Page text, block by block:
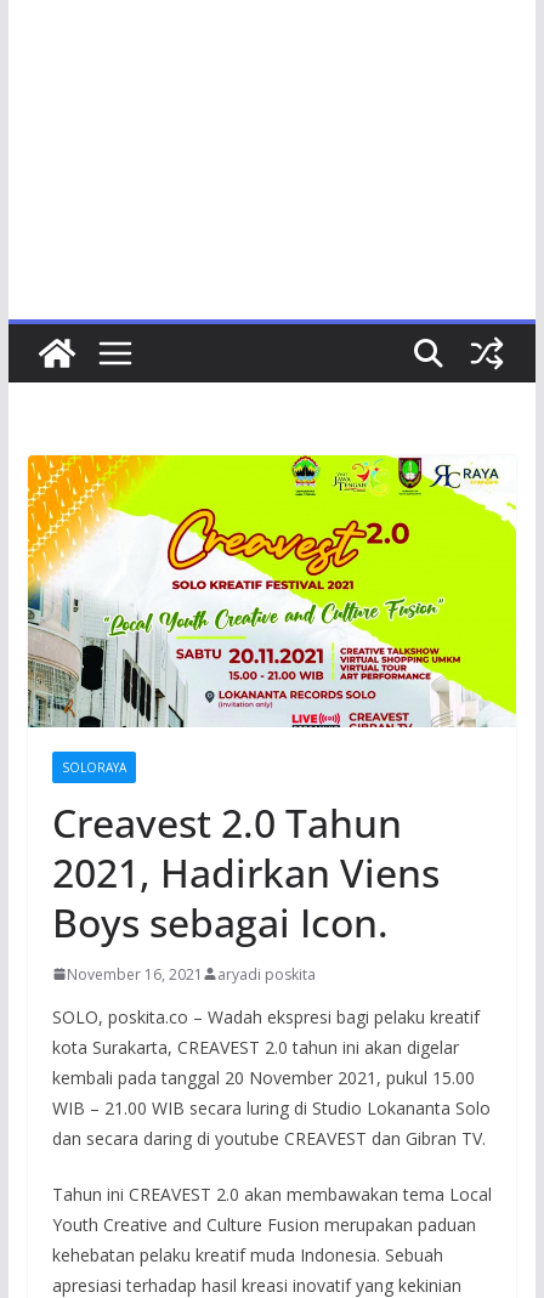
SOLORAYA
Creavest 2.0 Tahun
2021, Hadirkan Viens
Boys sebagai Icon.
November 16, 2021 aryadi poskita
SOLO, poskita.co – Wadah ekspresi bagi pelaku kreatif
kota Surakarta, CREAVEST 2.0 tahun ini akan digelar
kembali pada tanggal 20 November 2021, pukul 15.00
WIB – 21.00 WIB secara luring di Studio Lokananta Solo
dan secara daring di youtube CREAVEST dan Gibran TV.
Tahun ini CREAVEST 2.0 akan membawakan tema Local
Youth Creative and Culture Fusion merupakan paduan
kehebatan pelaku kreatif muda Indonesia. Sebuah
apresiasi terhadap hasil kreasi inovatif yang kekinian